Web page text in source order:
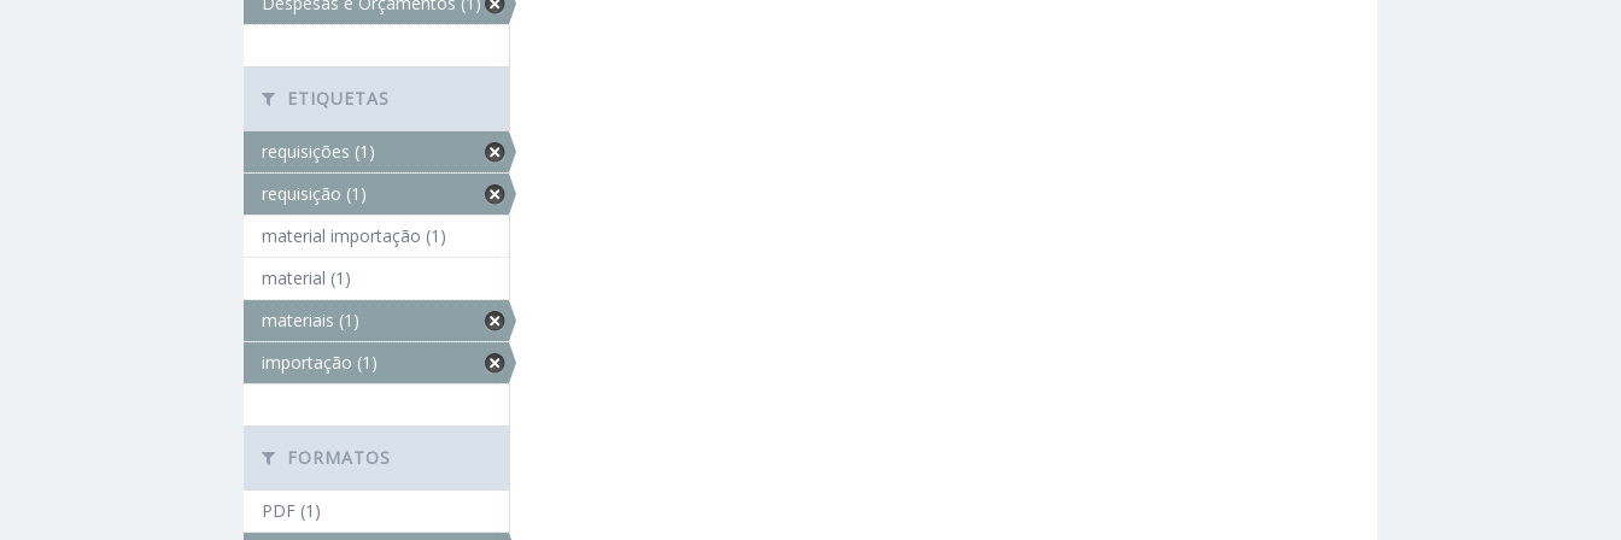
ETIQUETAS
requisições (1)
requisição (1)
material importação (1)
material (1)
materiais (1)
importação (1)
FORMATOS
PDF (1)